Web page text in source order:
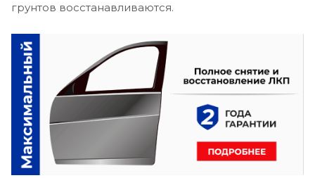
грунтов восстанавливаются.